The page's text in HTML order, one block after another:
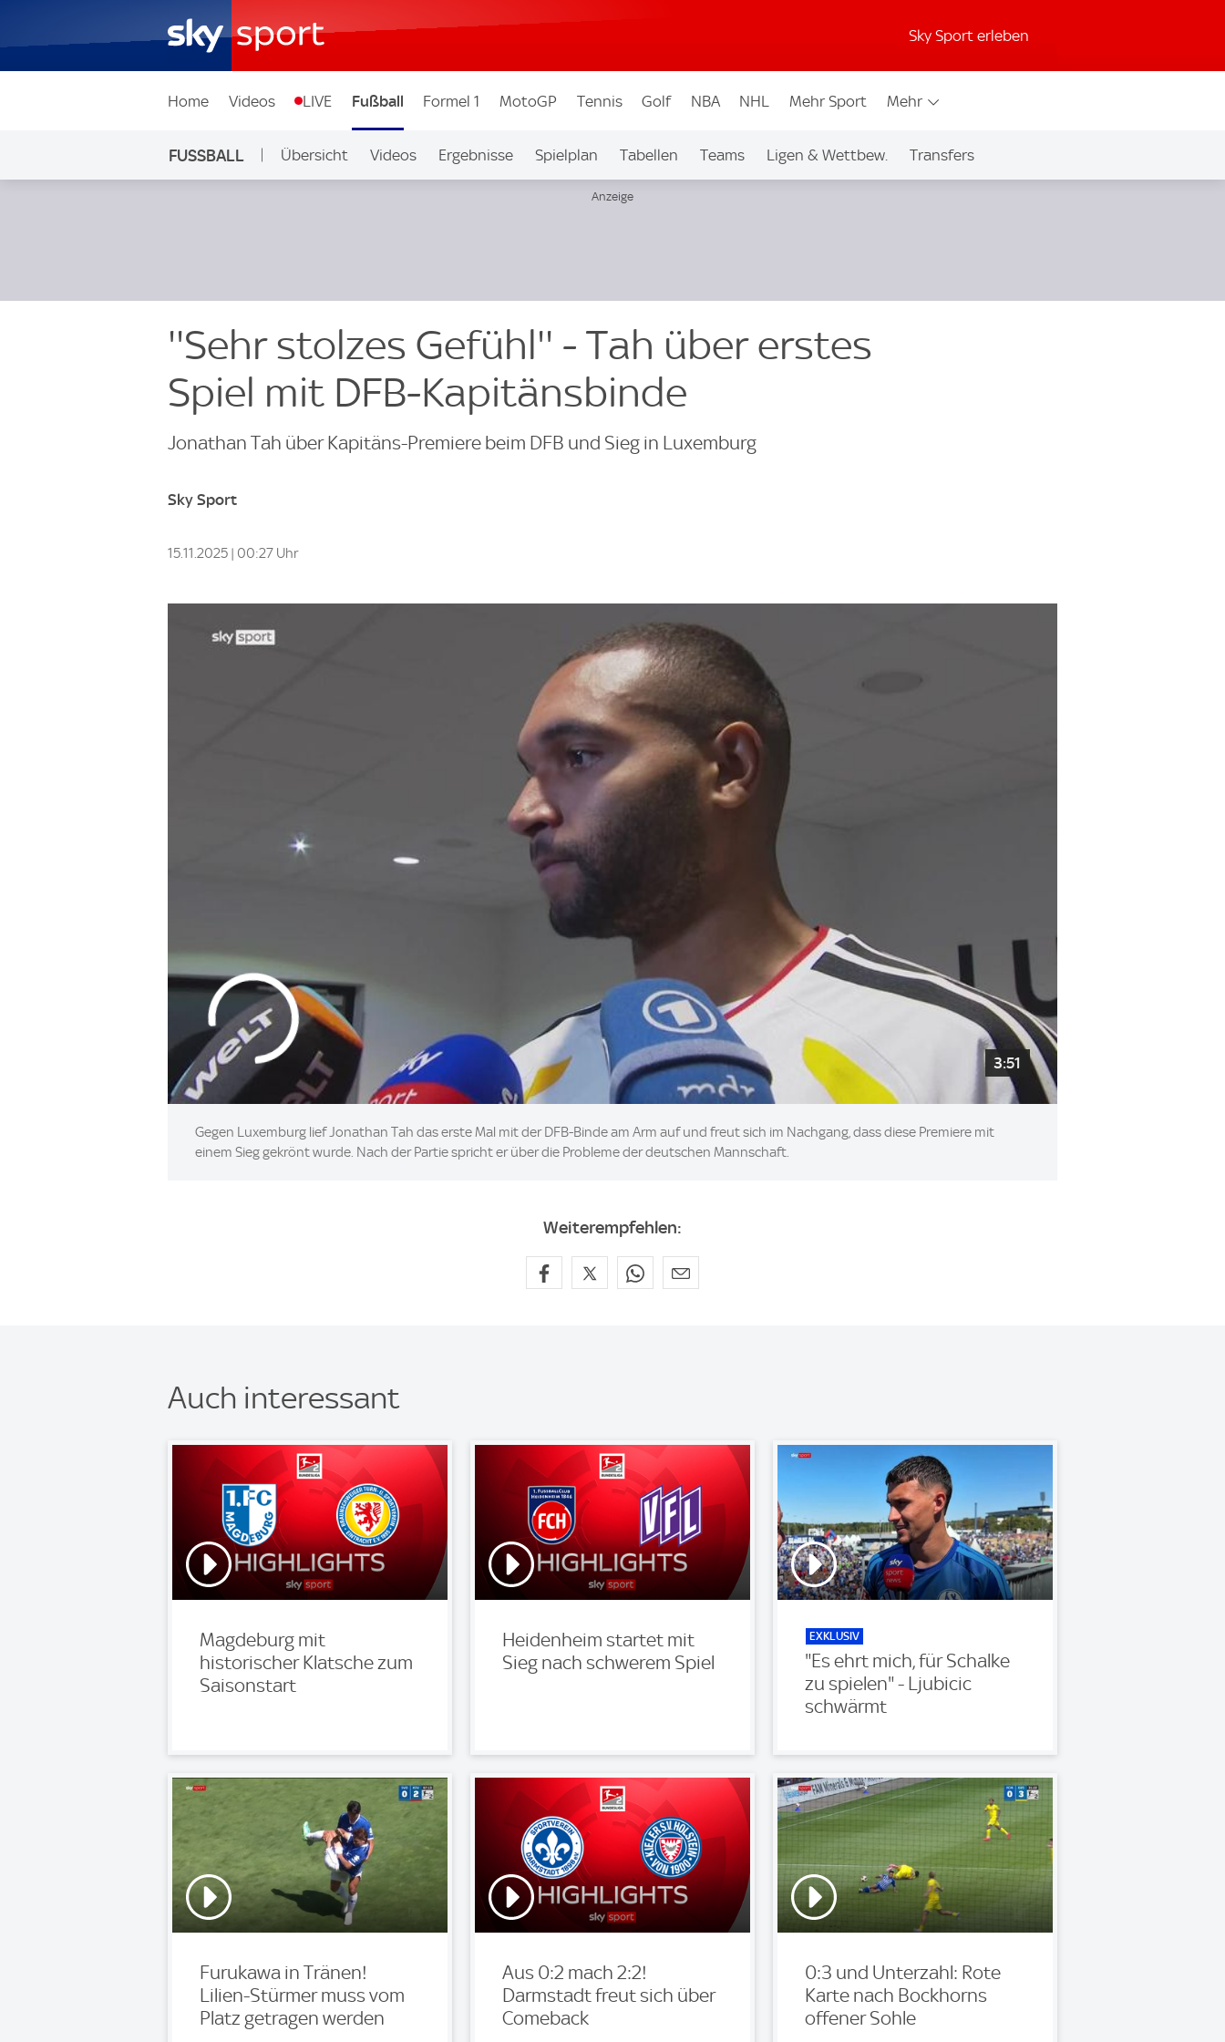
Sky Sport erleben
Home Videos LIVE Fußball Formel 1 MotoGP Tennis Golf NBA NHL Mehr Sport Mehr
FUSSBALL Übersicht Videos Ergebnisse Spielplan Tabellen Teams Ligen & Wettbew. Transfers
''Sehr stolzes Gefühl'' - Tah über erstes
Spiel mit DFB-Kapitänsbinde
Jonathan Tah über Kapitäns-Premiere beim DFB und Sieg in Luxemburg
Sky Sport
15.11.2025 | 00:27 Uhr
3:51
Gegen Luxemburg lief Jonathan Tah das erste Mal mit der DFB-Binde am Arm auf und freut sich im Nachgang, dass diese Premiere mit
einem Sieg gekrönt wurde. Nach der Partie spricht er über die Probleme der deutschen Mannschaft.
Weiterempfehlen:
Auch interessant
Magdeburg mit
historischer Klatsche zum
Saisonstart
Heidenheim startet mit
Sieg nach schwerem Spiel
EXKLUSIV
"Es ehrt mich, für Schalke
zu spielen" - Ljubicic
schwärmt
Furukawa in Tränen!
Lilien-Stürmer muss vom
Platz getragen werden
Aus 0:2 mach 2:2!
Darmstadt freut sich über
Comeback
0:3 und Unterzahl: Rote
Karte nach Bockhorns
offener Sohle